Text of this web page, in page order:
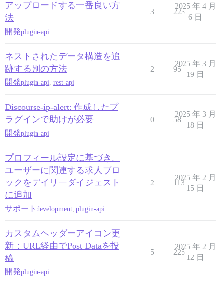
アップロードする一番良い方
法
開発plugin-api
3 223
2025 年 4 月
6 日
ネストされたデータ構造を追
跡する別の方法
開発plugin-api rest-api
2 95
2025 年 3 月
19 日
Discourse-ip-alert: 作成したプ
ラグインで助けが必要
開発plugin-api
0 58
2025 年 3 月
18 日
プロフィール設定に基づき、
ユーザーに関連する求人ブロ
ックをデイリーダイジェスト
に追加
サポート development plugin-api
2 113
2025 年 2 月
15 日
カスタムヘッダーアイコン更
新：URL経由でPost Dataを投
稿
開発plugin-api
5 225
2025 年 2 月
12 日